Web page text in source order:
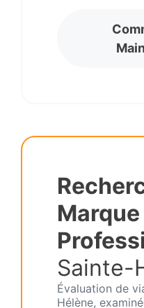
Marque
Sainte-
Évaluation de
Hélène,